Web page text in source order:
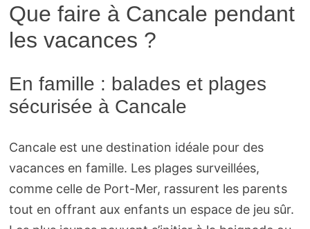
Que faire à Cancale pendant
les vacances ?
En famille : balades et plages
sécurisée à Cancale
Cancale est une destination idéale pour des
vacances en famille. Les plages surveillées,
comme celle de Port-Mer, rassurent les parents
tout en offrant aux enfants un espace de jeu sûr.